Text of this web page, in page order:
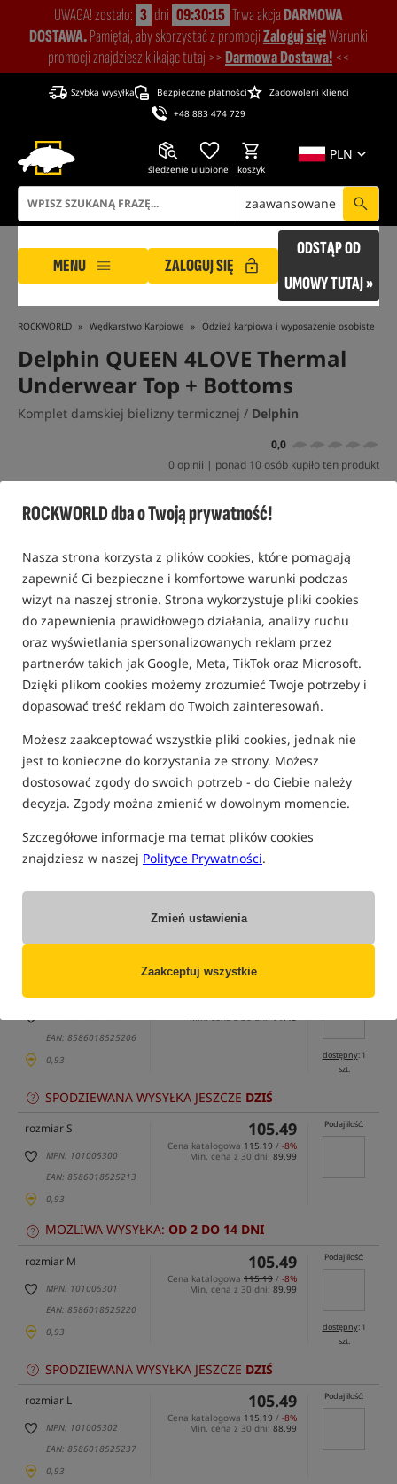
ROCKWORLD dba o Twoją prywatność!
Nasza strona korzysta z plików cookies, które pomagają
zapewnić Ci bezpieczne i komfortowe warunki podczas
wizyt na naszej stronie. Strona wykorzystuje pliki cookies
do zapewnienia prawidłowego działania, analizy ruchu
oraz wyświetlania spersonalizowanych reklam przez
partnerów takich jak Google, Meta, TikTok oraz Microsoft.
Dzięki plikom cookies możemy zrozumieć Twoje potrzeby i
dopasować treść reklam do Twoich zainteresowań.
Możesz zaakceptować wszystkie pliki cookies, jednak nie
jest to konieczne do korzystania ze strony. Możesz
dostosować zgody do swoich potrzeb - do Ciebie należy
decyzja. Zgody można zmienić w dowolnym momencie.
Szczegółowe informacje ma temat plików cookies
znajdziesz w naszej Polityce Prywatności.
Zmień ustawienia
Zaakceptuj wszystkie
UWAGA! zostało: 3 dni 09:30:14 Trwa akcjaDARMOWA
DOSTAWA.Pamiętaj, aby skorzystać z promocjiZaloguj się!Warunki
promocji znajdziesz klikając tutaj >>Darmowa Dostawa! <<
Szybka wysyłka Bezpieczne płatności
Zadowoleni klienci
+48 883 474 729
PLN
śledzenie ulubione koszyk
zaawansowane
MENU ZALOGUJ SIĘ
ODSTĄP OD
UMOWY TUTAJ »
ROCKWORLD Wędkarstwo Karpiowe Odzież karpiowa i wyposażenie osobiste
Delphin QUEEN 4LOVE Thermal
Underwear Top + Bottoms
Komplet damskiej bielizny termicznej / Delphin
0,0
0 opinii | ponad 10 osób kupiło ten produkt
Konkurs+ Bestseller!
(część opcji mogła zostać ukryta przez wybrany sposób filtrowania)
EAN: 8586018525206
0,93
Min. cena z 30 dni:71.45
dostępny: 1
szt.
SPODZIEWANA WYSYŁKA JESZCZE DZIŚ
rozmiar S
MPN: 101005300
EAN: 8586018525213
0,93
105.49
Cena katalogowa 115.19 / -8%
Min. cena z 30 dni: 89.99
Podaj ilość:
MOŻLIWA WYSYŁKA: OD 2 DO 14 DNI
rozmiar M
MPN: 101005301
EAN: 8586018525220
0,93
105.49
Cena katalogowa 115.19 / -8%
Min. cena z 30 dni: 89.99
Podaj ilość:
dostępny: 1
szt.
SPODZIEWANA WYSYŁKA JESZCZE DZIŚ
rozmiar L
MPN: 101005302
EAN: 8586018525237
0,93
105.49
Cena katalogowa 115.19 / -8%
Min. cena z 30 dni: 88.99
Podaj ilość: